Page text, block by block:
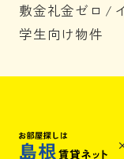
敷金礼金ゼロ /
学生向け物件